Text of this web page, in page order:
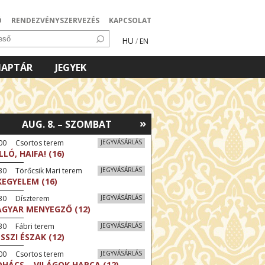
RENDEZVÉNYSZERVEZÉS KAPCSOLAT
HU / EN
JEGYEK
»
AUG. 8. – SZOMBAT
JEGYVÁSÁRLÁS
Csortos terem
HAIFA! (16)
JEGYVÁSÁRLÁS
Törőcsik Mari terem
(16)
JEGYVÁSÁRLÁS
Díszterem
MENYEGZŐ (12)
JEGYVÁSÁRLÁS
Fábri terem
ÉSZAK (12)
JEGYVÁSÁRLÁS
Csortos terem